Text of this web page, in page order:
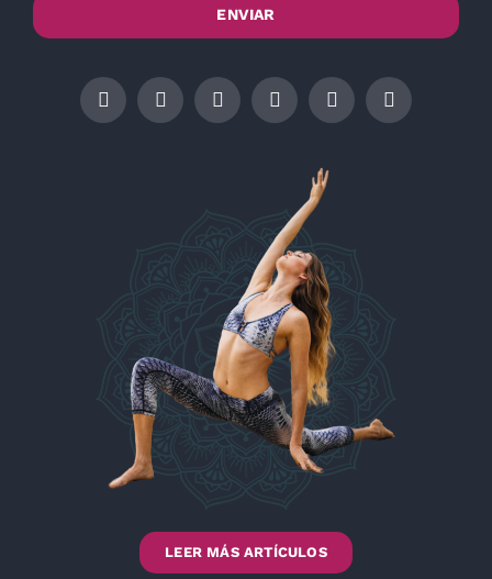
LEER MÁS ARTÍCULOS